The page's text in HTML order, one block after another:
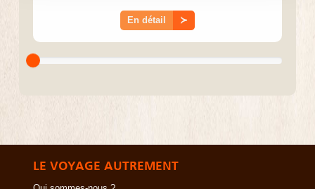
En détail ≻
LE VOYAGE AUTREMENT